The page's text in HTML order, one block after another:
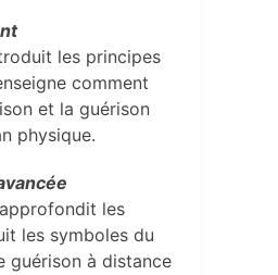
les principes
comment
et la guérison
physique.
les
les symboles du
guérison à distance